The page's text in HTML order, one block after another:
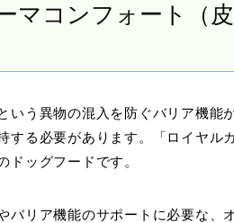
マコンフォート（
いう異物の混入を防ぐバリア機
する必要があります。「ロイヤル
ドッグフードです。
バリア機能のサポートに必要な